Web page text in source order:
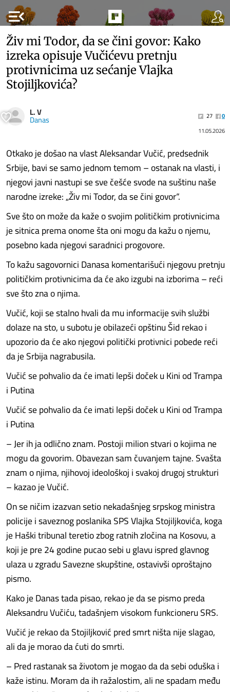
menu_open
Živ mi Todor, da se čini govor: Kako
izreka opisuje Vučićevu pretnju
protivnicima uz sećanje Vlajka
Stojiljkovića?
L. V
Danas 27
0
11.05.2026
Otkako je došao na vlast Aleksandar Vučić, predsednik
Srbije, bavi se samo jednom temom – ostanak na vlasti, i
njegovi javni nastupi se sve češće svode na suštinu naše
narodne izreke: „Živ mi Todor, da se čini govor“.
Sve što on može da kaže o svojim političkim protivnicima
je sitnica prema onome šta oni mogu da kažu o njemu,
posebno kada njegovi saradnici progovore.
To kažu sagovornici Danasa komentarišući njegovu pretnju
političkim protivnicima da će ako izgubi na izborima – reći
sve što zna o njima.
Vučić, koji se stalno hvali da mu informacije svih službi
dolaze na sto, u subotu je obilazeći opštinu Šid rekao i
upozorio da će ako njegovi politički protivnici pobede reći
da je Srbija nagrabusila.
Vučić se pohvalio da će imati lepši doček u Kini od Trampa
i Putina
Vučić se pohvalio da će imati lepši doček u Kini od Trampa
i Putina
– Jer ih ja odlično znam. Postoji milion stvari o kojima ne
mogu da govorim. Obavezan sam čuvanjem tajne. Svašta
znam o njima, njihovoj ideološkoj i svakoj drugoj strukturi
– kazao je Vučić.
On se ničim izazvan setio nekadašnjeg srpskog ministra
policije i saveznog poslanika SPS Vlajka Stojiljkovića, koga
je Haški tribunal teretio zbog ratnih zločina na Kosovu, a
koji je pre 24 godine pucao sebi u glavu ispred glavnog
ulaza u zgradu Savezne skupštine, ostavivši oproštajno
pismo.
Kako je Danas tada pisao, rekao je da se pismo preda
Aleksandru Vučiću, tadašnjem visokom funkcioneru SRS.
Vučić je rekao da Stojiljković pred smrt ništa nije slagao,
ali da je morao da ćuti do smrti.
– Pred rastanak sa životom je mogao da da sebi oduška i
kaže istinu. Moram da ih ražalostim, ali ne spadam među